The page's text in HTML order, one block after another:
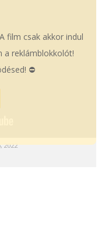
film csak akkor indul
a reklámblokkolót!
⛔
2022